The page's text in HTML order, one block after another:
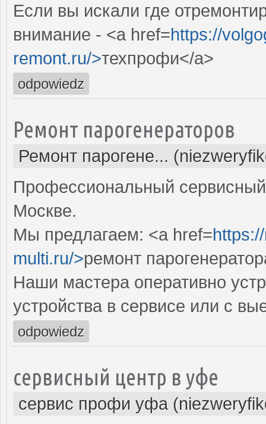
Если вы искали где
внимание - <a href=https://
remont.ru/>техпрофи</a>
odpowiedz
Ремонт парогенераторов
Ремонт парогене...
Профессиональный
Москве.
Мы предлагаем: <a href=
multi.ru/>ремонт
Наши мастера оперативно
устройства в сервисе или с
odpowiedz
сервисный центр в уфе
сервис профи уфа